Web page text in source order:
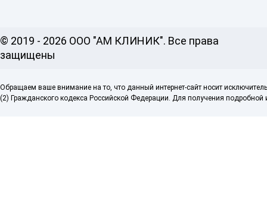
© 2019 - 2026 ООО "АМ КЛИНИК". Все права
защищены
Обращаем ваше внимание на то, что данный интернет-сайт носит
(2) Гражданского кодекса Российской Федерации. Для получения